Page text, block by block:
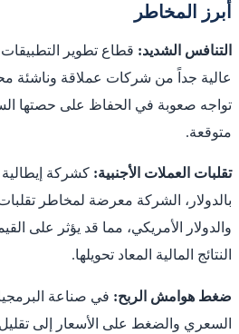
أبرز المخاطر
التنافس الشديد: قطاع تطوير
عالية جداً من شركات عملاقة وناشئة
تواجه صعوبة في الحفاظ على حصتها
متوقعة.
تقلبات العملات الأجنبية: كشركة
بالدولار، الشركة معرضة لمخاطر
والدولار الأمريكي، مما قد يؤثر على
النتائج المالية المعاد تحويلها.
ضغط هوامش الربح: في صناعة
السعري والضغط على الأسعار إلى